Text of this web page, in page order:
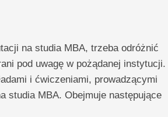
na studia MBA, trzeba odróżnić
pod uwagę w pożądanej instytucji.
i ćwiczeniami, prowadzącymi
studia MBA. Obejmuje następujące